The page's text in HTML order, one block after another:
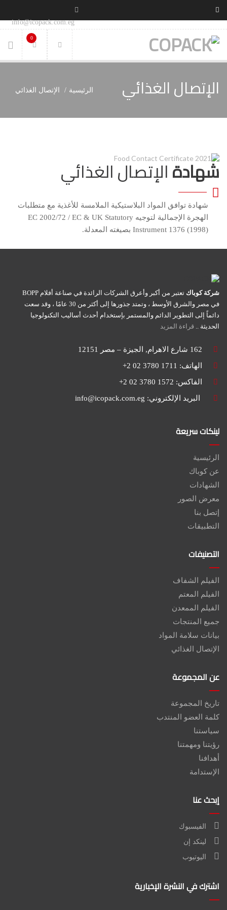
info@icopack.com.eg
0
الإتصال الغذائي الرئيسية الإتصال الغذائي
شهادةالإتصال الغذائي
شهادة توافق المواد البلاستيكية الملامسة للأغذية مع متطلبات
الهجرة الإجمالية لتوجيه EC 2002/72 / EC & UK Statutory
Instrument 1376 (1998) بصيغته المعدلة.
شركة كوباك
تعتبر من أكبر وأعرق الشركات الرائدة في صناعة أفلام BOPP
في مصر والشرق الأوسط ، وتمتد جذورها إلى أكثر من 30 عامًا ، وقد سعت
دائماً إلى التطوير الدائم والمستمر بإستخدام أحدث أساليب التكنولوجيا
الحديثة .. قراءة المزيد
162 شارع الاهرام, الجيزة – مصر 12151
الهاتف: 1711 3780 02 2+
الفاكس: 1572 3780 02 2+
البريد الإلكتروني: info@icopack.com.eg
لينكات سريعة
الرئيسية
عن كوباك
الشهادات
معرض الصور
إتصل بنا
التطبيقات
التصنيفات
الفيلم الشفاف
الفيلم المعتم
الفيلم الممعدن
جميع المنتجات
بيانات سلامة المواد
الإتصال الغذائي
عن المجموعة
تاريخ المجموعة
كلمة العضو المنتدب
سياستنا
رؤيتنا ومهمتنا
أهدافنا
الإستدامة
إبحث عنا
الفيسبوك
لينكد إن
اليوتيوب
اشترك في النشرة الإخبارية